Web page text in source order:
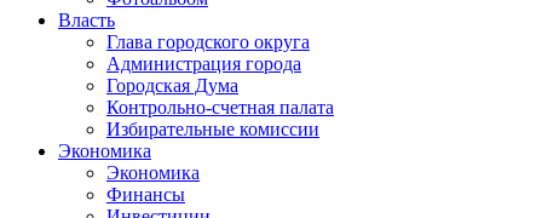
Власть
Глава городского округа
Администрация города
Городская Дума
Контрольно-счетная палата
Избирательные комиссии
Экономика
Экономика
Финансы